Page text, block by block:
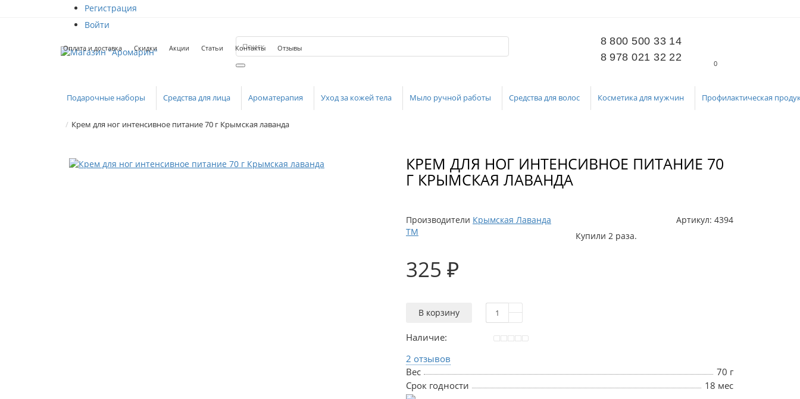
Регистрация
Войти
Оплата и доставка Скидки Акции Статьи Контакты Отзывы
8 800 500 33 14
8 978 021 32 22
0
Подарочные наборы Средства для лица Ароматерапия Уход за кожей тела Мыло ручной работы Средства для волос Косметика для мужчин Профилактическая
Крем для ног интенсивное питание 70 г Крымская лаванда
КРЕМ ДЛЯ НОГ ИНТЕНСИВНОЕ ПИТАНИЕ 70
Г КРЫМСКАЯ ЛАВАНДА
Производители Крымская Лаванда
ТМ
Артикул: 4394
Купили 2 раза.
325 ₽
В корзину
Наличие:
2 отзывов
Вес
70 г
Срок годности
18 мес